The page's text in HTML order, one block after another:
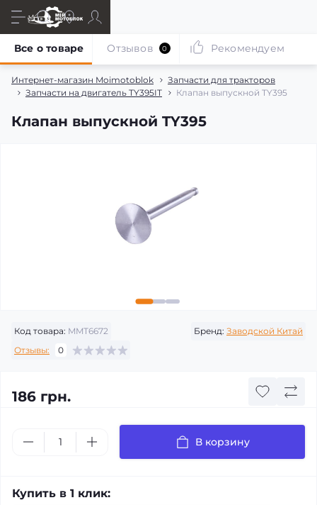
Интернет-магазин Moimotoblok
Запчасти для тракторов
Запчасти на двигатель TY395IT
Клапан выпускной TY395
Клапан выпускной TY395
Все о товаре Отзывов 0 Рекомендуем
Код товара: MMT6672 Бренд: Заводской Китай
Отзывы:
0
186 грн.
В корзину
Купить в 1 клик: